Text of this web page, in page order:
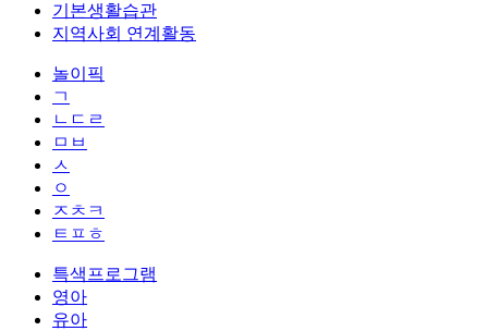
기본생활습관
지역사회 연계활동
놀이픽
ㄱ
ㄴㄷㄹ
ㅁㅂ
ㅅ
ㅇ
ㅈㅊㅋ
ㅌㅍㅎ
특색프로그램
영아
유아